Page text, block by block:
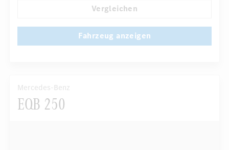
Vergleichen
Fahrzeug anzeigen
Mercedes-Benz
EQB 250